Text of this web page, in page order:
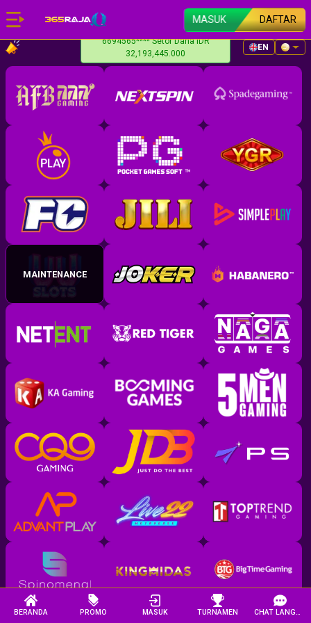
MASUK DAFTAR
6694565**** Setor Dana IDR
32,193,445.000
EN
MAINTENANCE
BERANDA PROMO MASUK TURNAMEN CHAT LANGSUNG